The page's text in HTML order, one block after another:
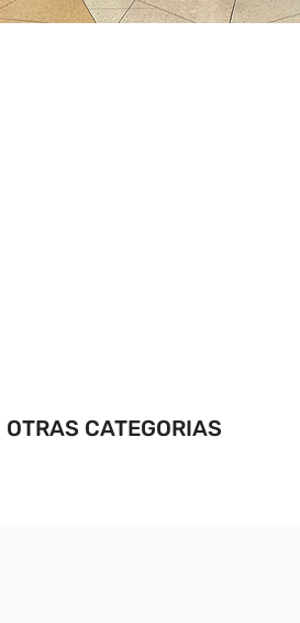
OTRAS CATEGORIAS